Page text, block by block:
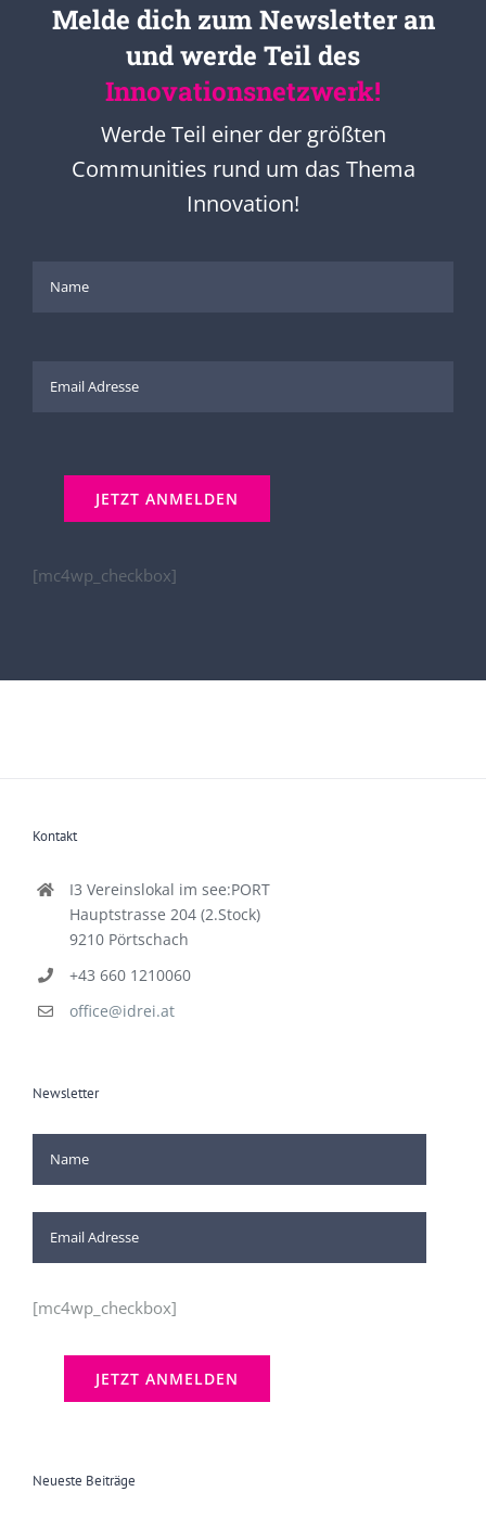
Melde dich zum Newsletter an
und werde Teil des
Innovationsnetzwerk!
Werde Teil einer der größten
Communities rund um das Thema
Innovation!
[mc4wp_checkbox]
Kontakt
I3 Vereinslokal im see:PORT
Hauptstrasse 204 (2.Stock)
9210 Pörtschach
+43 660 1210060
office@idrei.at
Newsletter
[mc4wp_checkbox]
Neueste Beiträge